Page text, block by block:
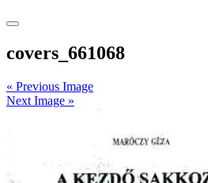
covers_661068
« Previous Image
Next Image »